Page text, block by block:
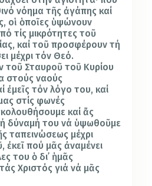
νόημα τῆςἀγάπης καί
οἱ ὁποῖες ὑψώνουν
πό τίς μικρότητες τοῦ
καί τοῦ προσφέρουν τή
μέχρι τόν Θεό.
τοῦ Σταυροῦ τοῦ Κυρίου
στούς ναούς
ἐμεῖς τόν λόγο του, καί
στίς φωνές
κολουθήσουμε καίἄς
δύναμή του νά ὑψωθοῦμε
ς ταπεινώσεως μέχρι
ἐκεῖ πού μᾶςἀναμένει
τουὁ δι᾽ ἡμᾶς
Χριστός γιά νά μᾶς